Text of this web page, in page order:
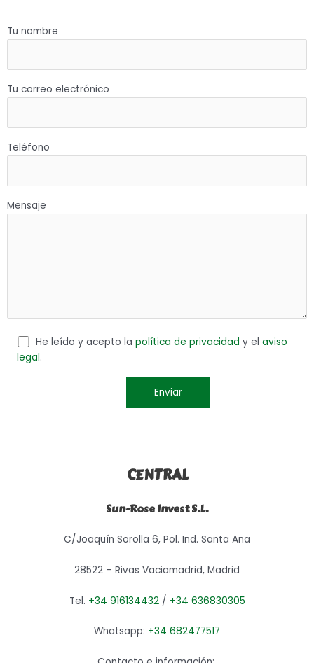
Tu nombre
Tu correo electrónico
Teléfono
Mensaje
He leído y acepto la política de privacidad y el aviso
legal.
CENTRAL
Sun-Rose Invest S.L.
C/Joaquín Sorolla 6, Pol. Ind. Santa Ana
28522 – Rivas Vaciamadrid, Madrid
Tel. +34 916134432/ +34 636830305
Whatsapp: +34 682477517